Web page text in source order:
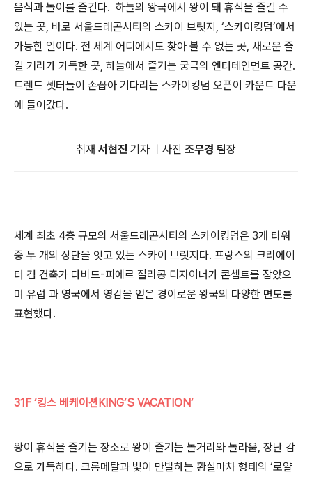
음식과 놀이를 즐긴다. 하늘의 왕국에서 왕이 돼 휴식을 즐길 수
있는 곳, 바로 서울드래곤시티의 스카이 브릿지, ‘스카이킹덤’에서
가능한 일이다. 전 세계 어디에서도 찾아 볼 수 없는 곳, 새로운 즐
길 거리가 가득한 곳, 하늘에서 즐기는 궁극의 엔터테인먼트 공간.
트렌드 셋터들이 손꼽아 기다리는 스카이킹덤 오픈이 카운트 다운
에 들어갔다.
취재 서현진 기자 ㅣ사진 조무경 팀장
세계 최초 4층 규모의 서울드래곤시티의 스카이킹덤은 3개 타워
중 두 개의 상단을 잇고 있는 스카이 브릿지다. 프랑스의 크리에이
터 겸 건축가 다비드-피에르 잘리콩 디자이너가 콘셉트를 잡았으
며 유럽 과 영국에서 영감을 얻은 경이로운 왕국의 다양한 면모를
표현했다.
31F ‘킹스 베케이션KING’S VACATION’
왕이 휴식을 즐기는 장소로 왕이 즐기는 놀거리와 놀라움, 장난 감
으로 가득하다. 크롬메탈과 빛이 만발하는 황실마차 형태의 ‘로얄